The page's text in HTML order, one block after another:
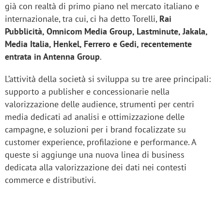
già con realtà di primo piano nel mercato italiano e
internazionale, tra cui, ci ha detto Torelli, Rai
Pubblicità, Omnicom Media Group, Lastminute, Jakala,
Media Italia, Henkel, Ferrero e Gedi, recentemente
entrata in Antenna Group.
L’attività della società si sviluppa su tre aree principali:
supporto a publisher e concessionarie nella
valorizzazione delle audience, strumenti per centri
media dedicati ad analisi e ottimizzazione delle
campagne, e soluzioni per i brand focalizzate su
customer experience, profilazione e performance. A
queste si aggiunge una nuova linea di business
dedicata alla valorizzazione dei dati nei contesti
commerce e distributivi.